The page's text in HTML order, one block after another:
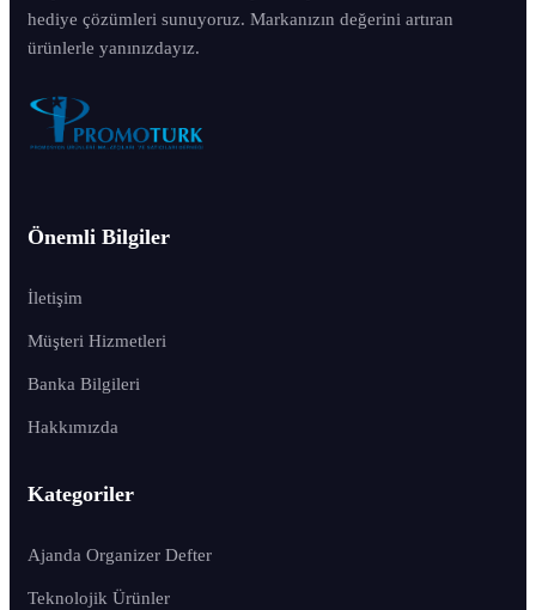
hediye çözümleri sunuyoruz. Markanızın değerini artıran
ürünlerle yanınızdayız.
Önemli Bilgiler
İletişim
Müşteri Hizmetleri
Banka Bilgileri
Hakkımızda
Kategoriler
Ajanda Organizer Defter
Teknolojik Ürünler